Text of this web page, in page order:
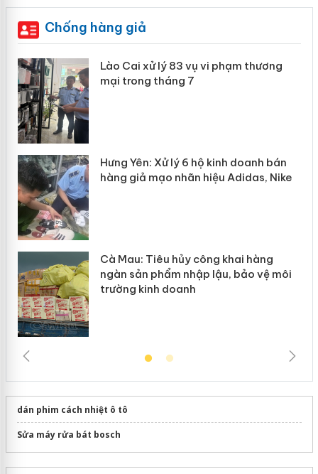
Chống hàng giả
Lào Cai xử lý 83 vụ vi phạm thương
mại trong tháng 7
Hưng Yên: Xử lý 6 hộ kinh doanh bán
hàng giả mạo nhãn hiệu Adidas, Nike
Cà Mau: Tiêu hủy công khai hàng
ngàn sản phẩm nhập lậu, bảo vệ môi
trường kinh doanh
dán phim cách nhiệt ô tô
Sửa máy rửa bát bosch